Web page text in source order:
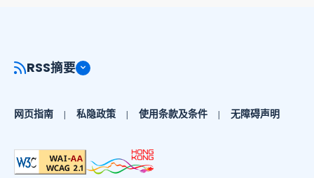
RSS摘要
网页指南 私隐政策 使用条款及条件 无障碍声明